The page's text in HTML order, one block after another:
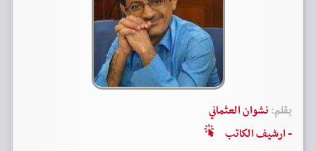
بقلم:نشوان العثماني
- ارشيف الكاتب